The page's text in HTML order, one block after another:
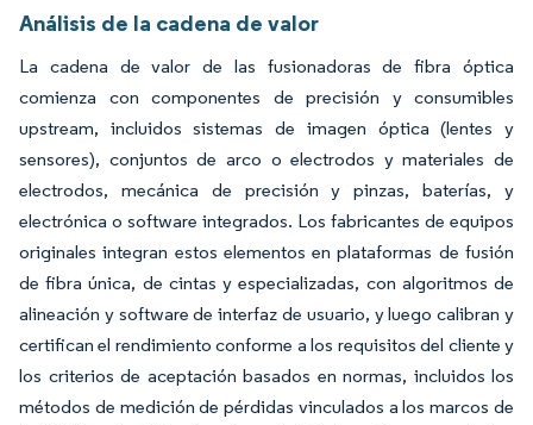
Análisis de la cadena de valor
La cadena de valor de las fusionadoras de fibra óptica
comienza con componentes de precisión y consumibles
upstream, incluidos sistemas de imagen óptica (lentes y
sensores), conjuntos de arco o electrodos y materiales de
electrodos, mecánica de precisión y pinzas, baterías, y
electrónica o software integrados. Los fabricantes de equipos
originales integran estos elementos en plataformas de fusión
de fibra única, de cintas y especializadas, con algoritmos de
alineación y software de interfaz de usuario, y luego calibran y
certifican el rendimiento conforme a los requisitos del cliente y
los criterios de aceptación basados en normas, incluidos los
métodos de medición de pérdidas vinculados a los marcos de